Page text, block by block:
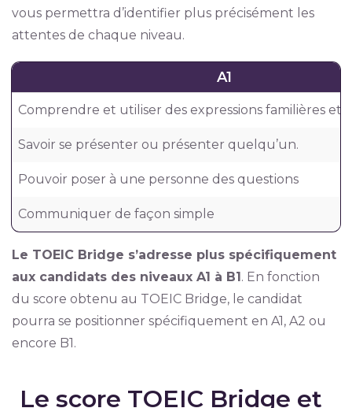
vous permettra d’identifier plus précisément les
attentes de chaque niveau.
A1
Comprendre et utiliser des expressions familières et
Savoir se présenter ou présenter quelqu’un.
Pouvoir poser à une personne des questions
Communiquer de façon simple
Le TOEIC Bridge s’adresse plus spécifiquement
aux candidats des niveaux A1 à B1. En fonction
du score obtenu au TOEIC Bridge, le candidat
pourra se positionner spécifiquement en A1, A2 ou
encore B1.
Le score TOEIC Bridge et